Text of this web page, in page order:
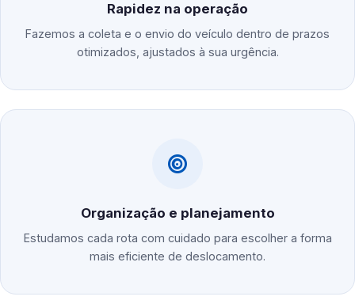
Rapidez na operação
Fazemos a coleta e o envio do veículo dentro de prazos
otimizados, ajustados à sua urgência.
Organização e planejamento
Estudamos cada rota com cuidado para escolher a forma
mais eficiente de deslocamento.